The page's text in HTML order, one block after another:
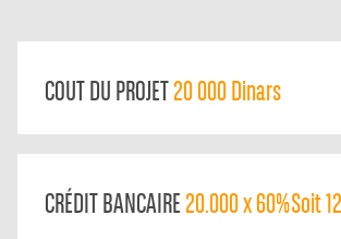
COUT DU PROJET20 000 Dinars
CRÉDIT BANCAIRE20.000 x 60% Soit